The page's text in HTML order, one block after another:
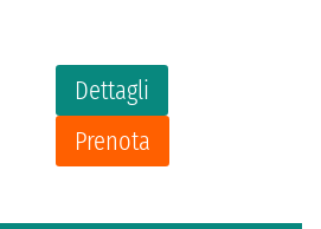
Dettagli
Prenota